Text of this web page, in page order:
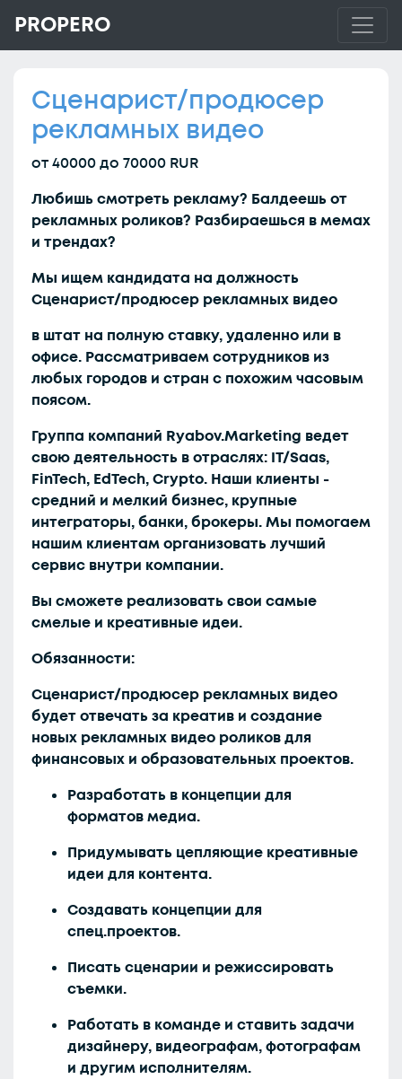
PROPERO
Сценарист/продюсер
рекламных видео
от 40000 до 70000 RUR
Любишь смотреть рекламу? Балдеешь от
рекламных роликов? Разбираешься в мемах
и трендах?
Мы ищем кандидата на должность
Сценарист/продюсер рекламных видео
в штат на полную ставку, удаленно или в
офисе. Рассматриваем сотрудников из
любых городов и стран с похожим часовым
поясом.
Группа компаний Ryabov.Marketing ведет
свою деятельность в отраслях: IT/Saas,
FinTech, EdTech, Crypto. Наши клиенты -
средний и мелкий бизнес, крупные
интеграторы, банки, брокеры. Мы помогаем
нашим клиентам организовать лучший
сервис внутри компании.
Вы сможете реализовать свои самые
смелые и креативные идеи.
Обязанности:
Сценарист/продюсер рекламных видео
будет отвечать за креатив и создание
новых рекламных видео роликов для
финансовых и образовательных проектов.
Разработать в концепции для
форматов медиа.
Придумывать цепляющие креативные
идеи для контента.
Создавать концепции для
спец.проектов.
Писать сценарии и режиссировать
съемки.
Работать в команде и ставить задачи
дизайнеру, видеографам, фотографам
и другим исполнителям.